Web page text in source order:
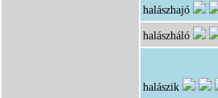
halászhajó
halászháló
halászik